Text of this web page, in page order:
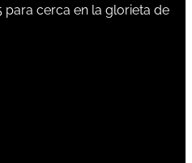
para cerca en la glorieta de